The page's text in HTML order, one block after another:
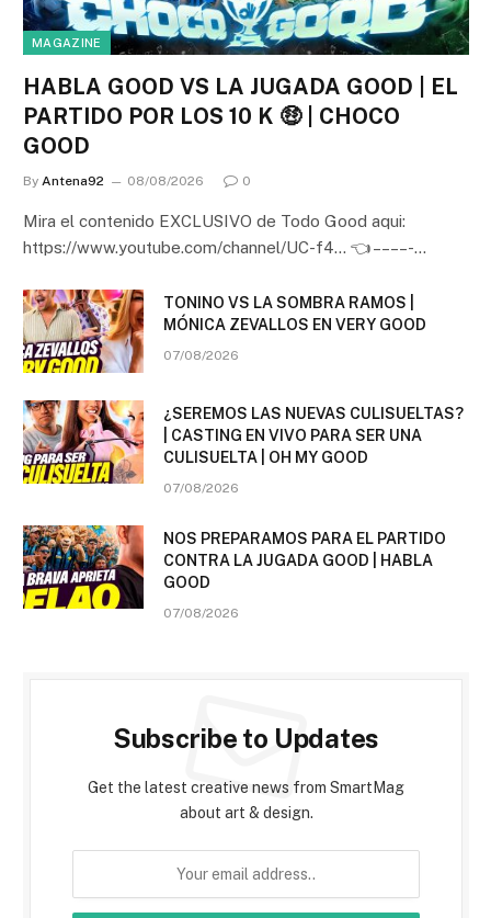
MAGAZINE
HABLA GOOD VS LA JUGADA GOOD | EL
PARTIDO POR LOS 10 K 🤑 | CHOCO
GOOD
By Antena92 08/08/2026 0
Mira el contenido EXCLUSIVO de Todo Good aqui:
https://www.youtube.com/channel/UC-f4… 👈 – – – – -…
TONINO VS LA SOMBRA RAMOS |
MÓNICA ZEVALLOS EN VERY GOOD
07/08/2026
¿SEREMOS LAS NUEVAS CULISUELTAS?
| CASTING EN VIVO PARA SER UNA
CULISUELTA | OH MY GOOD
07/08/2026
NOS PREPARAMOS PARA EL PARTIDO
CONTRA LA JUGADA GOOD | HABLA
GOOD
07/08/2026
Subscribe to Updates
Get the latest creative news from SmartMag
about art & design.